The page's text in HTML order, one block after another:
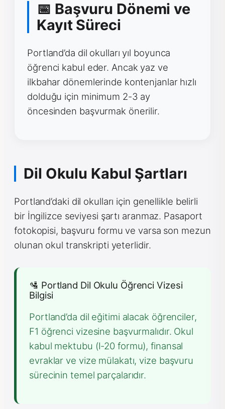
📅 Başvuru Dönemi ve
Kayıt Süreci
Portland’da dil okulları yıl boyunca
öğrenci kabul eder. Ancak yaz ve
ilkbahar dönemlerinde kontenjanlar hızlı
dolduğu için minimum 2-3 ay
öncesinden başvurmak önerilir.
Dil Okulu Kabul Şartları
Portland’daki dil okulları için genellikle belirli
bir İngilizce seviyesi şartı aranmaz. Pasaport
fotokopisi, başvuru formu ve varsa son mezun
olunan okul transkripti yeterlidir.
🛂 Portland Dil Okulu Öğrenci Vizesi
Bilgisi
Portland’da dil eğitimi alacak öğrenciler,
F1 öğrenci vizesine başvurmalıdır. Okul
kabul mektubu (I-20 formu), finansal
evraklar ve vize mülakatı, vize başvuru
sürecinin temel parçalarıdır.